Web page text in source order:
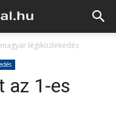
légiközlekedés
az 1-es